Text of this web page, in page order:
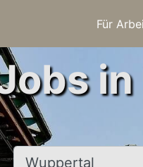
Für
Ort, Stadt